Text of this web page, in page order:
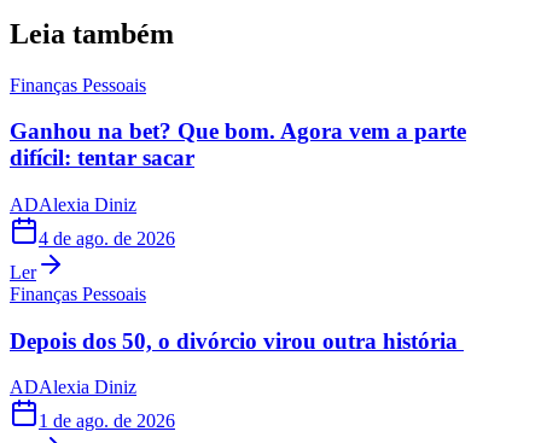
Leia também
Finanças Pessoais
Ganhou na bet? Que bom. Agora vem a parte
difícil: tentar sacar
ADAlexia Diniz
4 de ago. de 2026
Ler
Finanças Pessoais
Depois dos 50, o divórcio virou outra história
ADAlexia Diniz
1 de ago. de 2026